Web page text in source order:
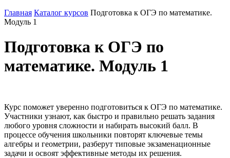
Главная Каталог курсов Подготовка к ОГЭ по математике.
Модуль 1
Подготовка к ОГЭ по
математике. Модуль 1
Курс поможет уверенно подготовиться к ОГЭ по математике.
Участники узнают, как быстро и правильно решать задания
любого уровня сложности и набирать высокий балл. В
процессе обучения школьники повторят ключевые темы
алгебры и геометрии, разберут типовые экзаменационные
задачи и освоят эффективные методы их решения.